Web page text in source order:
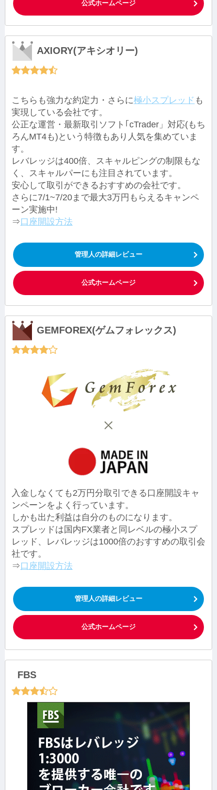
公式ホームページ
AXIORY(アキシオリー)
こちらも強力な約定力・さらに極小スプレッド も
実現している会社です。
公正な運営・最新取引ソフト｢cTrader」対応(もち
ろんMT4も)という特徴もあり人気を集めていま
す。
レバレッジは400倍、スキャルピングの制限もな
く、スキャルパーにも注目されています。
安心して取引ができるおすすめの会社です。
さらに7/1~7/20まで最大3万円もらえるキャンペ
ーン実施中!
⇒口座開設方法
管理人の詳細レビュー
公式ホームページ
GEMFOREX(ゲムフォレックス)
入金しなくても2万円分取引できる口座開設キャ
ンペーンをよく行っています。
しかも出た利益は自分のものになります。
スプレッドは国内FX業者と同レベルの極小スプ
レッド、レバレッジは1000倍のおすすめの取引会
社です。
⇒口座開設方法
管理人の詳細レビュー
公式ホームページ
FBS